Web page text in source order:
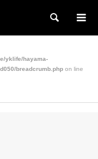
検索
yklife/hayama-
breadcrumb.php on line